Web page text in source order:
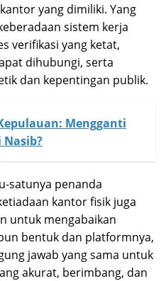
yang dimiliki. Yang
sistem kerja
verifikasi yang ketat,
dihubungi, serta
dan kepentingan publik.
Mengganti
satunya penanda
kantor fisik juga
untuk mengabaikan
bentuk dan platformnya,
jawab yang sama untuk
akurat, berimbang, dan